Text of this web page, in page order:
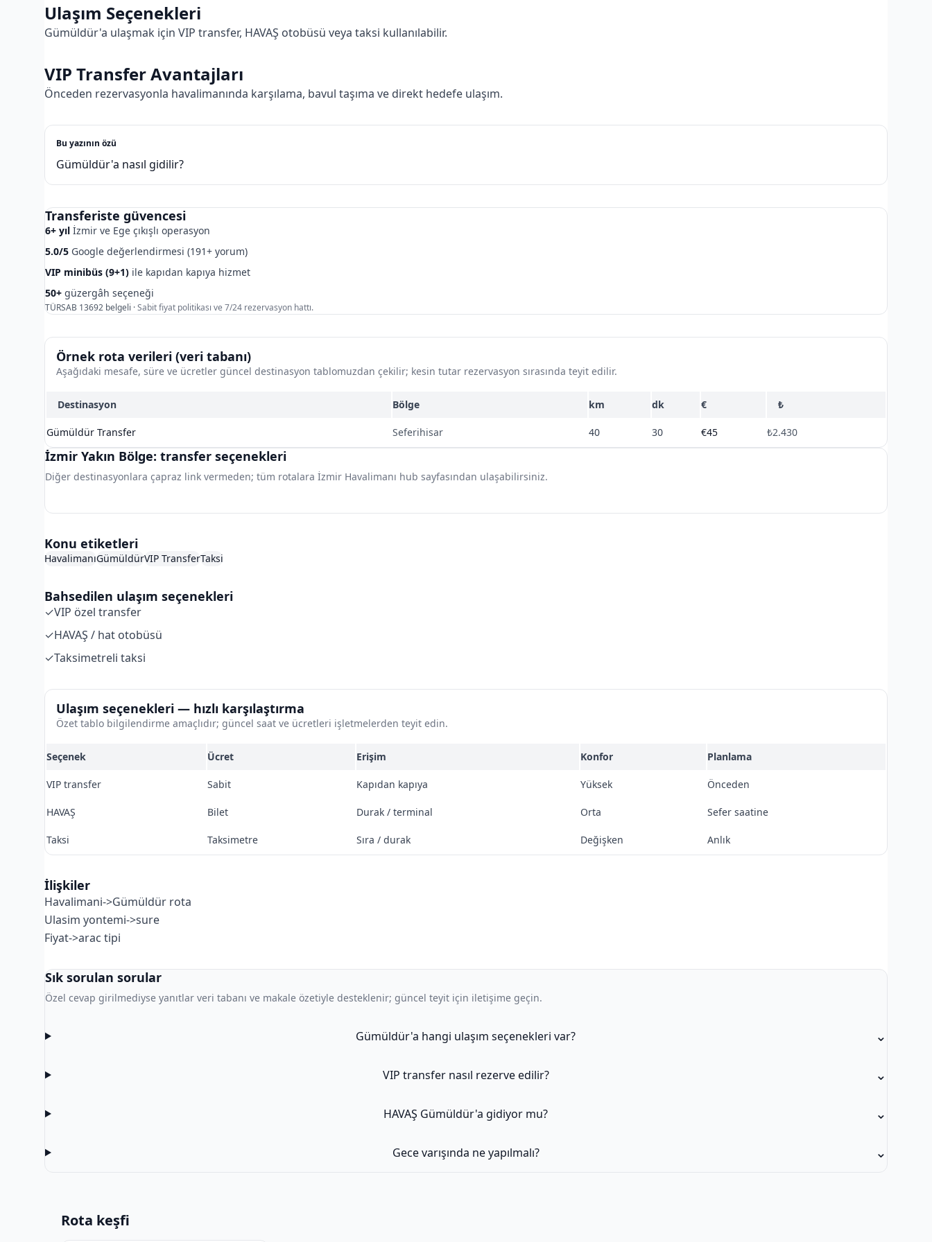
Ulaşım Seçenekleri
Gümüldür'a ulaşmak için VIP transfer, HAVAŞ otobüsü veya taksi kullanılabilir.
VIP Transfer Avantajları
Önceden rezervasyonla havalimanında karşılama, bavul taşıma ve direkt hedefe ulaşım.
Bu yazının özü
Gümüldür'a nasıl gidilir?
Transferiste güvencesi
6+ yıl İzmir ve Ege çıkışlı operasyon
5.0/5 Google değerlendirmesi (191+ yorum)
VIP minibüs (9+1) ile kapıdan kapıya hizmet
50+ güzergâh seçeneği
TÜRSAB 13692 belgeli ·Sabit fiyat politikası ve 7/24 rezervasyon hattı.
Örnek rota verileri (veri tabanı)
Aşağıdaki mesafe, süre ve ücretler güncel destinasyon tablomuzdan çekilir; kesin tutar rezervasyon sırasında teyit edilir.
Destinasyon Bölge km dk € ₺
Gümüldür Transfer Seferihisar 40 30 €45 ₺2.430
İzmir Yakın Bölge: transfer seçenekleri
Diğer destinasyonlara çapraz link vermeden; tüm rotalara İzmir Havalimanı hub sayfasından ulaşabilirsiniz.
Konu etiketleri
HavalimanıGümüldürVIP TransferTaksi
Bahsedilen ulaşım seçenekleri
✓VIP özel transfer
✓HAVAŞ / hat otobüsü
✓Taksimetreli taksi
Ulaşım seçenekleri — hızlı karşılaştırma
Özet tablo bilgilendirme amaçlıdır; güncel saat ve ücretleri işletmelerden teyit edin.
Seçenek Ücret Erişim Konfor Planlama
VIP transfer Sabit Kapıdan kapıya Yüksek Önceden
HAVAŞ Bilet Durak / terminal Orta Sefer saatine
Taksi Taksimetre Sıra / durak Değişken Anlık
İlişkiler
Havalimani->Gümüldür rota
Ulasim yontemi->sure
Fiyat->arac tipi
Sık sorulan sorular
Özel cevap girilmediyse yanıtlar veri tabanı ve makale özetiyle desteklenir; güncel teyit için iletişime geçin.
Gümüldür'a hangi ulaşım seçenekleri var? ⌄
VIP transfer nasıl rezerve edilir? ⌄
HAVAŞ Gümüldür'a gidiyor mu? ⌄
Gece varışında ne yapılmalı? ⌄
Rota keşfi